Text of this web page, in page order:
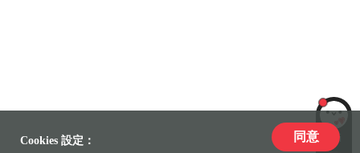
LiLi
Cookies 設定： 同意